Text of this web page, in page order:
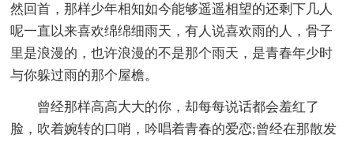
然回首，那样少年相知如今能够遥遥相望的还剩下几人
呢一直以来喜欢绵绵细雨天，有人说喜欢雨的人，骨子
里是浪漫的，也许浪漫的不是那个雨天，是青春年少时
与你躲过雨的那个屋檐。
曾经那样高高大大的你，却每每说话都会羞红了
脸，吹着婉转的口哨，吟唱着青春的爱恋;曾经在那散发